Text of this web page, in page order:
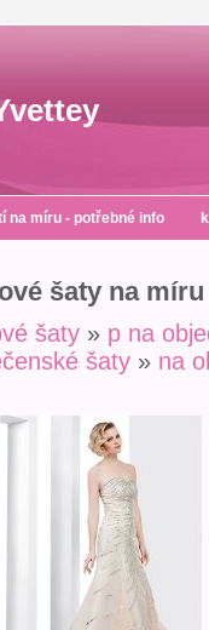
na míru - potřebné info
šaty na míru
šaty » p na
šaty » na